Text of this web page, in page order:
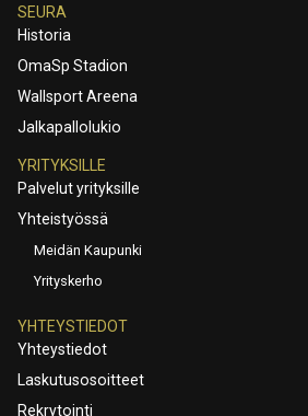
SEURA
Historia
OmaSp Stadion
Wallsport Areena
Jalkapallolukio
YRITYKSILLE
Palvelut yrityksille
Yhteistyössä
Meidän Kaupunki
Yrityskerho
YHTEYSTIEDOT
Yhteystiedot
Laskutusosoitteet
Rekrytointi